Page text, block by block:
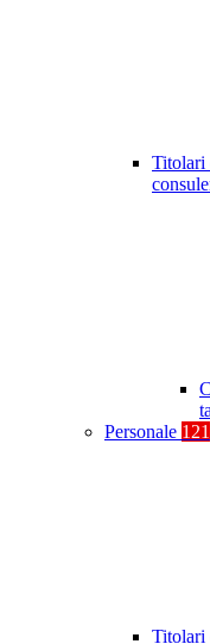
Titolari
Personale 121
Titolari